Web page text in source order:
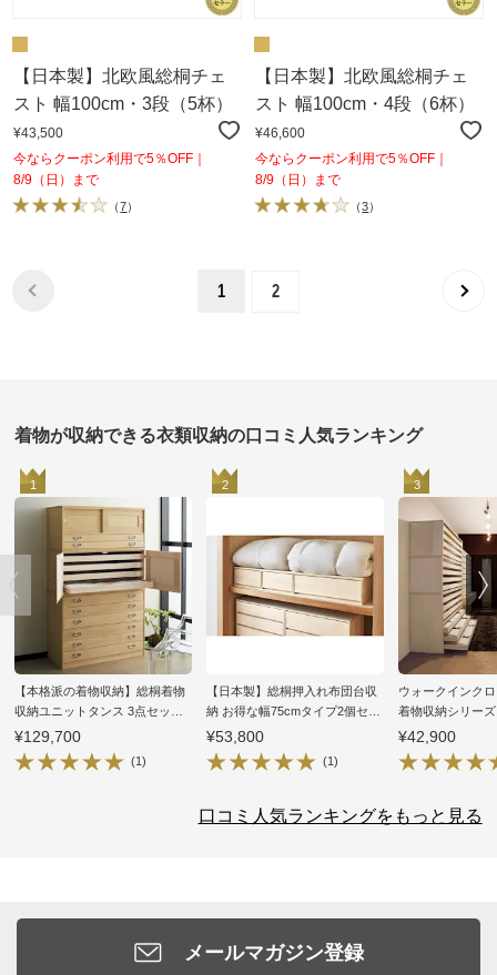
【日本製】北欧風総桐チェ
スト 幅100cm・3段（5杯）
¥43,500
今ならクーポン利用で5％OFF｜
8/9（日）まで
（7）
【日本製】北欧風総桐チェ
スト 幅100cm・4段（6杯）
¥46,600
今ならクーポン利用で5％OFF｜
8/9（日）まで
（3）
1 2
着物が収納できる衣類収納の口コミ人気ランキング
1
【本格派の着物収納】総桐着物
収納ユニットタンス 3点セット
引き出し6段 高さ164.5cm
¥129,700
(1)
2
【日本製】総桐押入れ布団台収
納 お得な幅75cmタイプ2個セッ
ト
¥53,800
(1)
3
ウォークインク
着物収納シリー
高さ75cm
¥42,900
口コミ人気ランキングをもっと見る
メールマガジン登録